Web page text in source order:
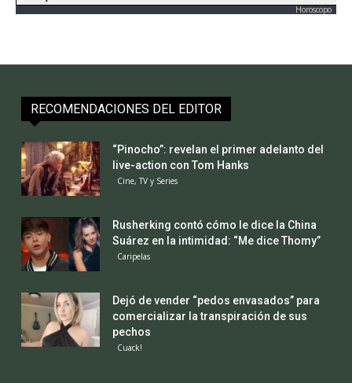
Horoscopo
RECOMENDACIONES DEL EDITOR
“Pinocho”: revelan el primer adelanto del
live-action con Tom Hanks
Cine, TV y Series
Rusherking contó cómo le dice la China
Suárez en la intimidad: “Me dice Thomy”
Caripelas
Dejó de vender “pedos envasados” para
comercializar la transpiración de sus
pechos
Cuack!